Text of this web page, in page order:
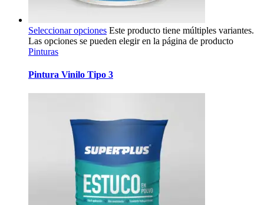
Seleccionar opciones Este producto tiene múltiples variantes.
Las opciones se pueden elegir en la página de producto
Pinturas
Pintura Vinilo Tipo 3